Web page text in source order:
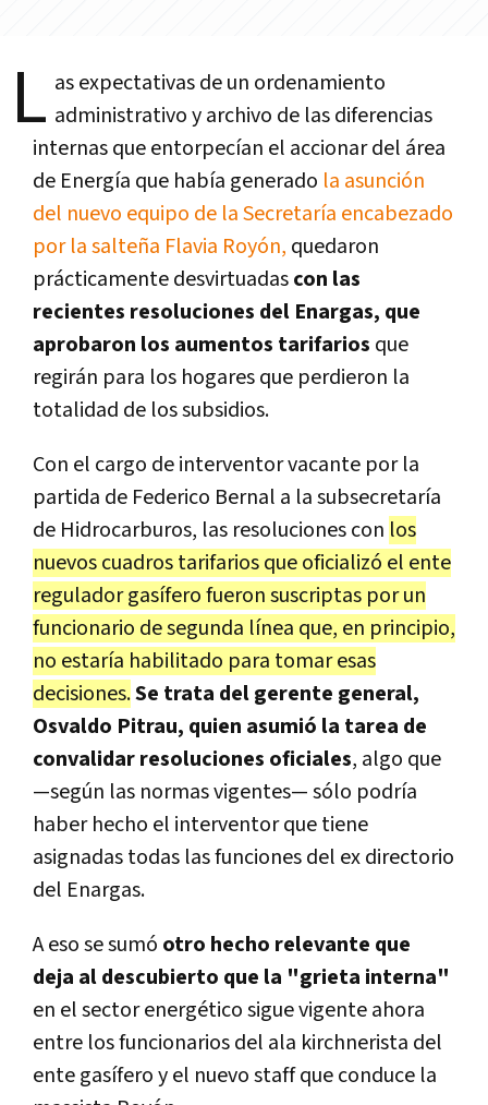
L as expectativas de un ordenamiento
administrativo y archivo de las diferencias
internas que entorpecían el accionar del área
de Energía que había generado la asunción
del nuevo equipo de la Secretaría encabezado
por la salteña Flavia Royón, quedaron
prácticamente desvirtuadascon las
recientes resoluciones del Enargas, que
aprobaron los aumentos tarifarios que
regirán para los hogares que perdieron la
totalidad de los subsidios.
Con el cargo de interventor vacante por la
partida de Federico Bernal a la subsecretaría
de Hidrocarburos, las resoluciones con los
nuevos cuadros tarifarios que oficializó el ente
regulador gasífero fueron suscriptas por un
funcionario de segunda línea que, en principio,
no estaría habilitado para tomar esas
decisiones.Se trata del gerente general,
Osvaldo Pitrau, quien asumió la tarea de
convalidar resoluciones oficiales, algo que
—según las normas vigentes— sólo podría
haber hecho el interventor que tiene
asignadas todas las funciones del ex directorio
del Enargas.
A eso se sumó otro hecho relevante que
deja al descubierto que la "grieta interna"
en el sector energético sigue vigente ahora
entre los funcionarios del ala kirchnerista del
ente gasífero y el nuevo staff que conduce la